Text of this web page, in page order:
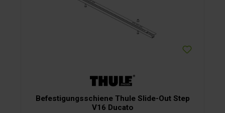
Befestigungsschiene Thule Slide-Out Step
V16 Ducato